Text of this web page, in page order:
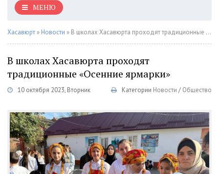
МЕНЮ
Хасавюрт » Новости » В школах Хасавюрта проходят традиционные «Осенние ярмарки»
В школах Хасавюрта проходят
традиционные «Осенние ярмарки»
10 октября 2023, Вторник Категории Новости / Общество